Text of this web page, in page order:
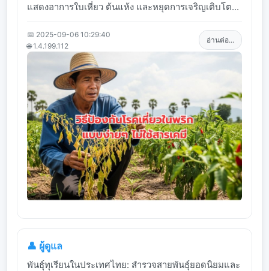
แสดงอาการใบเหี่ยว ต้นแห้ง และหยุดการเจริญเติบโต...
📅 2025-09-06 10:29:40
🌐 1.4.199.112
อ่านต่อ...
👤 ผู้ดูแล
พันธุ์ทุเรียนในประเทศไทย: สำรวจสายพันธุ์ยอดนิยมและ